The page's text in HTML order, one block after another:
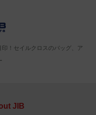
！セイルクロスのバッグ、ア
JIB